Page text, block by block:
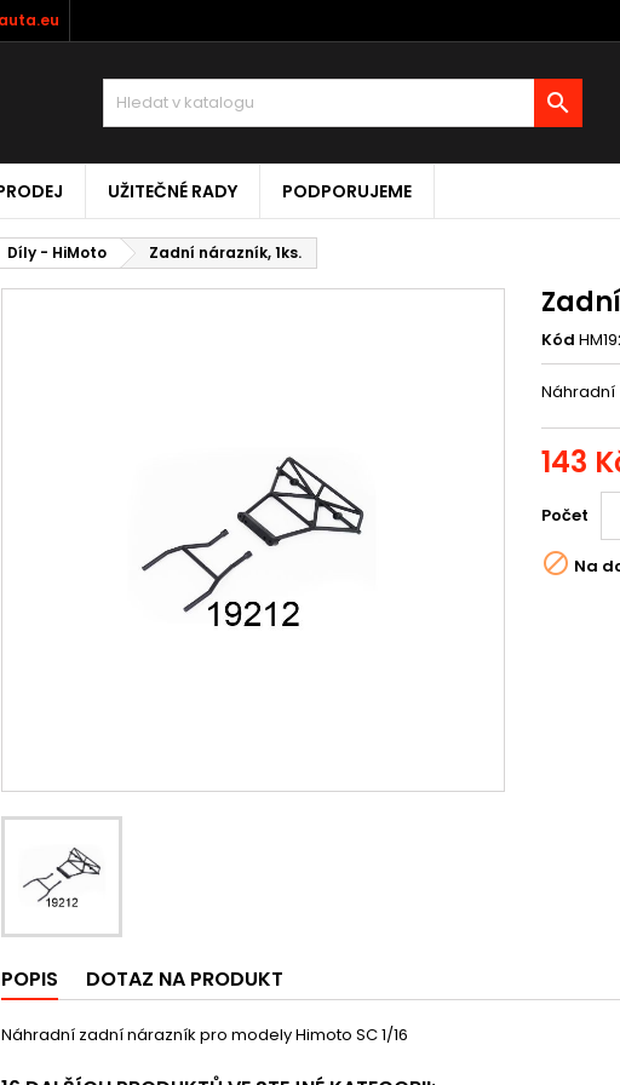

UŽITEČNÉ RADY PODPORUJEME
Díly - HiMoto Zadní nárazník, 1ks.
Kód
Náhradní
143
Počet
 Na
POPIS DOTAZ NA PRODUKT
Náhradní zadní nárazník pro modely Himoto SC 1/16